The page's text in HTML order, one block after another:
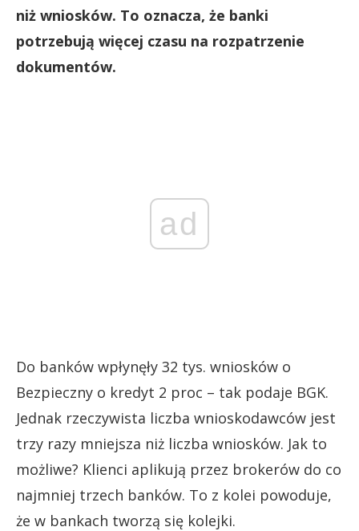
niż wniosków. To oznacza, że banki
potrzebują więcej czasu na rozpatrzenie
dokumentów.
ad
Do banków wpłynęły 32 tys. wniosków o
Bezpieczny o kredyt 2 proc – tak podaje BGK.
Jednak rzeczywista liczba wnioskodawców jest
trzy razy mniejsza niż liczba wniosków. Jak to
możliwe? Klienci aplikują przez brokerów do co
najmniej trzech banków. To z kolei powoduje,
że w bankach tworzą się kolejki.